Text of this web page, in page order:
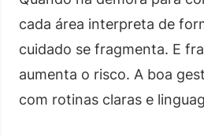
cada área interpreta de
cuidado se fragmenta. E
aumenta o risco. A boa
com rotinas claras e